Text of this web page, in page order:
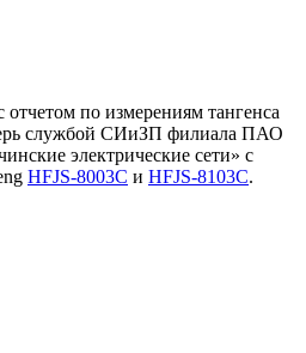
отчетом по измерениям тангенса
службой СИиЗП филиала ПАО
электрические сети» c
HFJS-8003C и HFJS-8103C.